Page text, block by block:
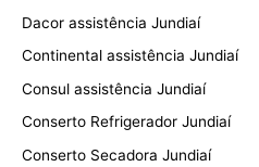
Dacor assistência Jundiaí
Continental assistência Jundiaí
Consul assistência Jundiaí
Conserto Refrigerador Jundiaí
Conserto Secadora Jundiaí